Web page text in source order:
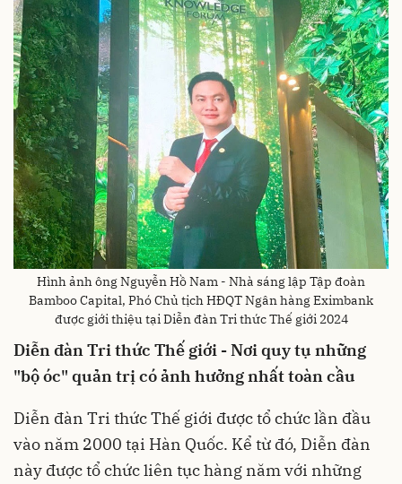
Hình ảnh ông Nguyễn Hồ Nam - Nhà sáng lập Tập đoàn
Bamboo Capital, Phó Chủ tịch HĐQT Ngân hàng Eximbank
được giới thiệu tại Diễn đàn Tri thức Thế giới 2024
Diễn đàn Tri thức Thế giới - Nơi quy tụ những
"bộ óc" quản trị có ảnh hưởng nhất toàn cầu
Diễn đàn Tri thức Thế giới được tổ chức lần đầu
vào năm 2000 tại Hàn Quốc. Kể từ đó, Diễn đàn
này được tổ chức liên tục hàng năm với những